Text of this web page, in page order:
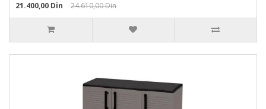
21.400,00 Din
24.610,00 Din